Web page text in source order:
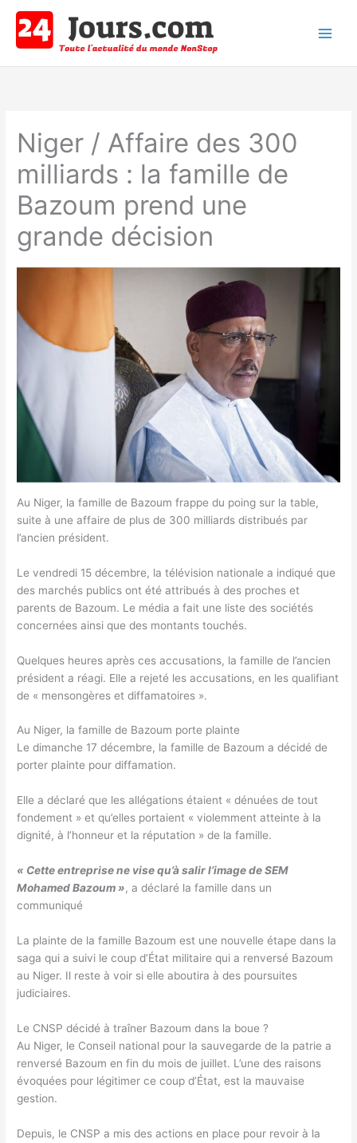
contenu
Niger / Affaire des 300
milliards : la famille de
Bazoum prend une
grande décision
Au Niger, la famille de Bazoum frappe du poing sur la table,
suite à une affaire de plus de 300 milliards distribués par
l’ancien président.
Le vendredi 15 décembre, la télévision nationale a indiqué que
des marchés publics ont été attribués à des proches et
parents de Bazoum. Le média a fait une liste des sociétés
concernées ainsi que des montants touchés.
Quelques heures après ces accusations, la famille de l’ancien
président a réagi. Elle a rejeté les accusations, en les qualifiant
de « mensongères et diffamatoires ».
Au Niger, la famille de Bazoum porte plainte
Le dimanche 17 décembre, la famille de Bazoum a décidé de
porter plainte pour diffamation.
Elle a déclaré que les allégations étaient « dénuées de tout
fondement » et qu’elles portaient « violemment atteinte à la
dignité, à l’honneur et la réputation » de la famille.
« Cette entreprise ne vise qu’à salir l’image de SEM
Mohamed Bazoum », a déclaré la famille dans un
communiqué
La plainte de la famille Bazoum est une nouvelle étape dans la
saga qui a suivi le coup d’État militaire qui a renversé Bazoum
au Niger. Il reste à voir si elle aboutira à des poursuites
judiciaires.
Le CNSP décidé à traîner Bazoum dans la boue ?
Au Niger, le Conseil national pour la sauvegarde de la patrie a
renversé Bazoum en fin du mois de juillet. L’une des raisons
évoquées pour légitimer ce coup d’État, est la mauvaise
gestion.
Depuis, le CNSP a mis des actions en place pour revoir à la